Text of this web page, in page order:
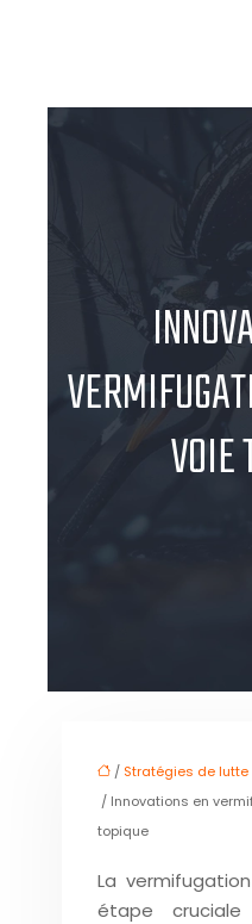
VOIE
/ Stratégies de lutte
/ Innovations en
topique
La
étape